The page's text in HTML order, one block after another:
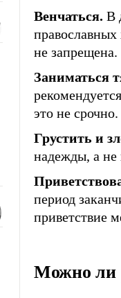
Венчаться. В
не запрещена.
Заниматься
это не срочно.
Грустить и
надежды, а не
период
приветствие
Можно ли